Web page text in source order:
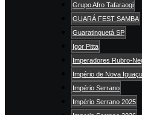
Grupo Afro Tafaraogi
GUARÁ FEST SAMBA
Guaratinguetá SP
Igor Pitta
Imperadores Rubro-
Império de Nova Iguaçu
Império Serrano
Império Serrano 2025